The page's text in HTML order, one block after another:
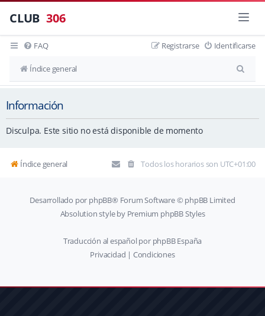
CLUB 306
FAQ Identificarse
Registrarse
Índice general
u
c
Información
Disculpa. Este sitio no está disponible de momento
Índice general Todos los horarios son UTC+01:00
Desarrollado por phpBB® Forum Software © phpBB Limited
Absolution style by Premium phpBB Styles
Traducción al español por phpBB España
Privacidad | Condiciones